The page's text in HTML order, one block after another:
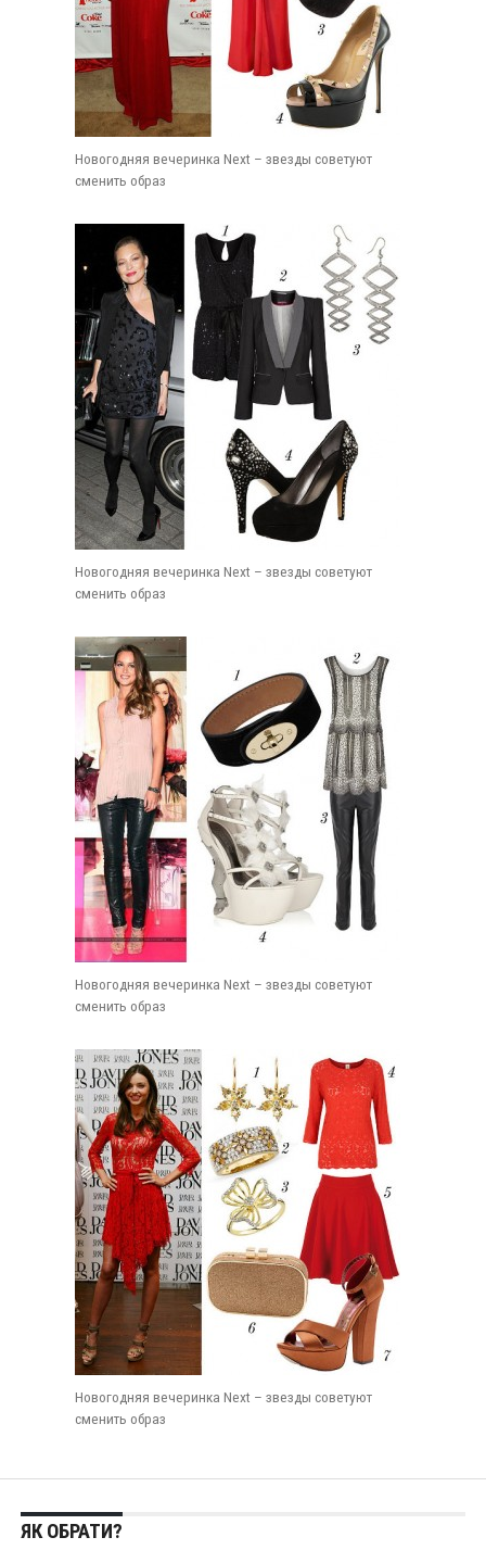
Новогодняя вечеринка Next – звезды советуют
сменить образ
Новогодняя вечеринка Next – звезды советуют
сменить образ
Новогодняя вечеринка Next – звезды советуют
сменить образ
Новогодняя вечеринка Next – звезды советуют
сменить образ
ЯК ОБРАТИ?